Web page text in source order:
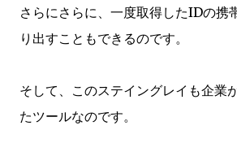
さらにさらに、一度取得したIDの携
り出すこともできるのです。
そして、このステイングレイも企業
たツールなのです。